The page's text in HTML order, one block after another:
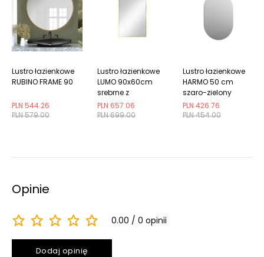
PLN 579.00
PLN 544.26
Lustro łazienkowe
RUBINO FRAME 90
PLN 699.00
PLN 657.06
Lustro łazienkowe
LUMO 90x60cm
srebrne z
oświetleniem LED
PLN 454.00
PLN 426.76
Lustro łazienkowe
HARMO 50 cm
szaro-zielony
półmat owalne
Opinie
0.00 0 opinii
Dodaj opinię